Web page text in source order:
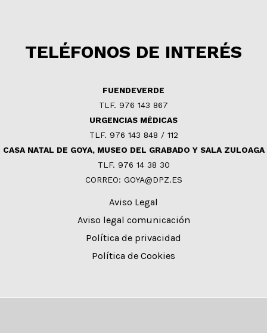
TELÉFONOS DE INTERÉS
FUENDEVERDE
TLF. 976 143 867
URGENCIAS MÉDICAS
TLF. 976 143 848 / 112
CASA NATAL DE GOYA, MUSEO DEL GRABADO Y SALA ZULOAGA
TLF. 976 14 38 30
CORREO: GOYA@DPZ.ES
Aviso Legal
Aviso legal comunicación
Política de privacidad
Política de Cookies